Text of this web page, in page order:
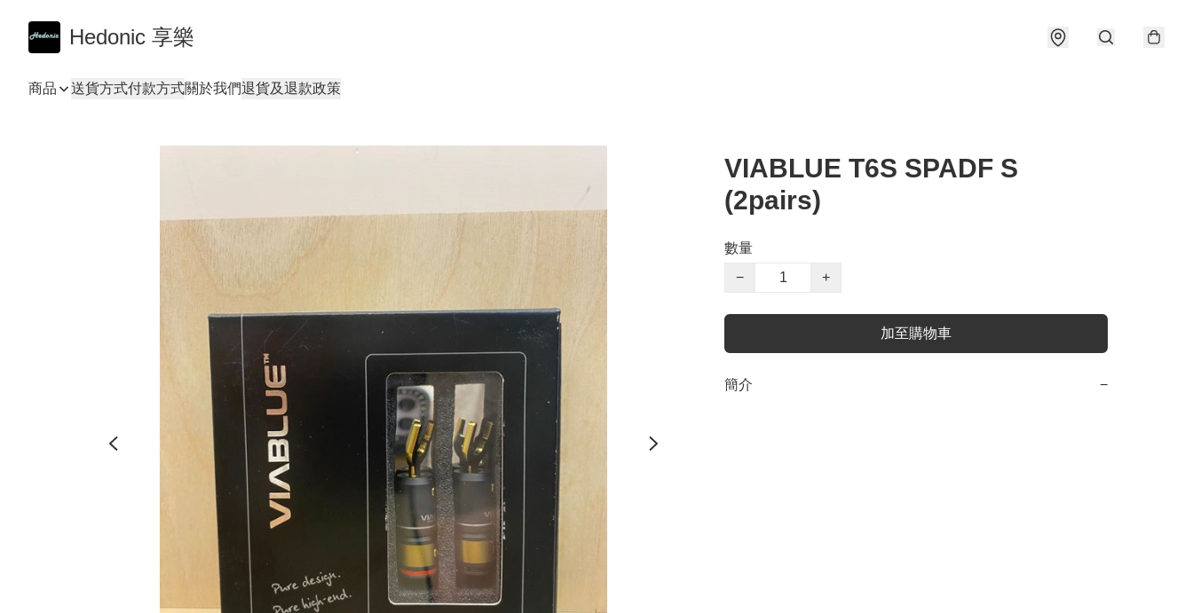
Hedonic 享樂
商品 送貨方式付款方式關於我們退貨及退款政策
VIABLUE T6S SPADF S
(2pairs)
數量
−
+
加至購物車
簡介 −